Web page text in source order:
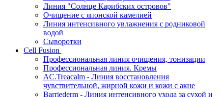
Линия "Солнце Карибских островов"
Очищение с японской камелией
Линия интенсивного увлажнения с родниковой
водой
Сыворотки
Cell Fusion
Профессиональная линия очищения, тонизации
Профессиональная линия. Кремы
AC.Treacalm - Линия восстановления
чувствительной, жирной кожи и кожи с акне
Barriederm - Линия интенсивного ухода за сухой и